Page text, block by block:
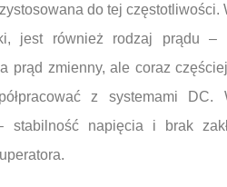
do tej
jest również rodzaj prądu –
prąd zmienny, ale coraz
z systemami
stabilność napięcia i brak